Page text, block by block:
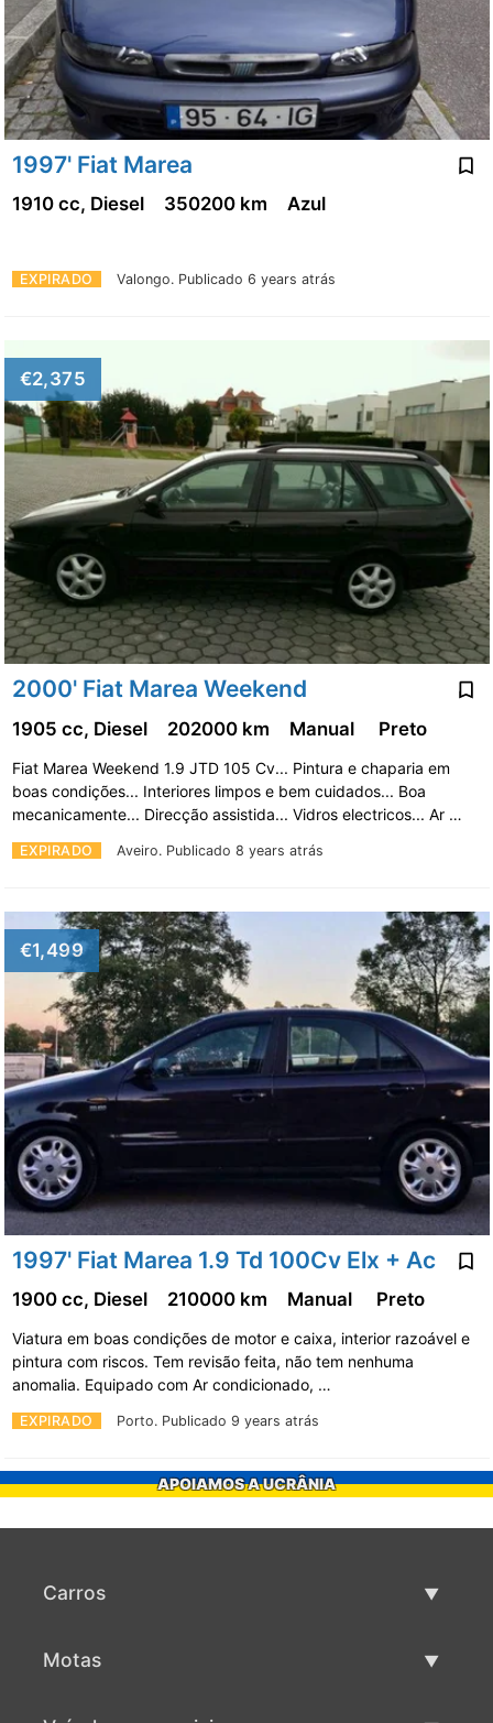
1997' Fiat Marea
EXPIRADO Valongo. Publicado 6 years atrás
1910 cc, Diesel 350200 km Azul
€2,375
2000' Fiat Marea Weekend
EXPIRADO Aveiro. Publicado 8 years atrás
1905 cc, Diesel 202000 km Manual Preto
Fiat Marea Weekend 1.9 JTD 105 Cv... Pintura e chaparia em
boas condições... Interiores limpos e bem cuidados... Boa
mecanicamente... Direcção assistida... Vidros electricos... Ar …
€1,499
1997' Fiat Marea 1.9 Td 100Cv Elx + Ac
EXPIRADO Porto. Publicado 9 years atrás
1900 cc, Diesel 210000 km Manual Preto
Viatura em boas condições de motor e caixa, interior razoável e
pintura com riscos. Tem revisão feita, não tem nenhuma
anomalia. Equipado com Ar condicionado, …
APOIAMOS A UCRÂNIA
Carros
Motas